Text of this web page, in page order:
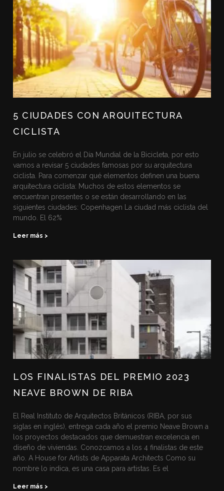
5 CIUDADES CON ARQUITECTURA
CICLISTA
En julio se celebró el Día Mundial de la Bicicleta, por esto
vamos a revisar 5 ciudades famosas por su arquitectura
ciclista. Para comenzar qué elementos definen una buena
arquitectura ciclista: Muchos de estos elementos se
encuentran presentes o se están desarrollando en las
siguientes ciudades: Copenhagen La ciudad más ciclista del
mundo. El 62%
Leer más >
LOS FINALISTAS DEL PREMIO 2023
NEAVE BROWN DE RIBA
El Real Instituto de Arquitectos Británicos (RIBA, por sus
siglas en inglés), entrega cada año el premio Neave Brown a
los proyectos destacados que demuestran excelencia en
diseño de viviendas. Conozcamos a los 4 finalistas de este
año. A House for Artists de Apparata Architects Como su
nombre lo indica, es una casa para artistas. Es el
Leer más >